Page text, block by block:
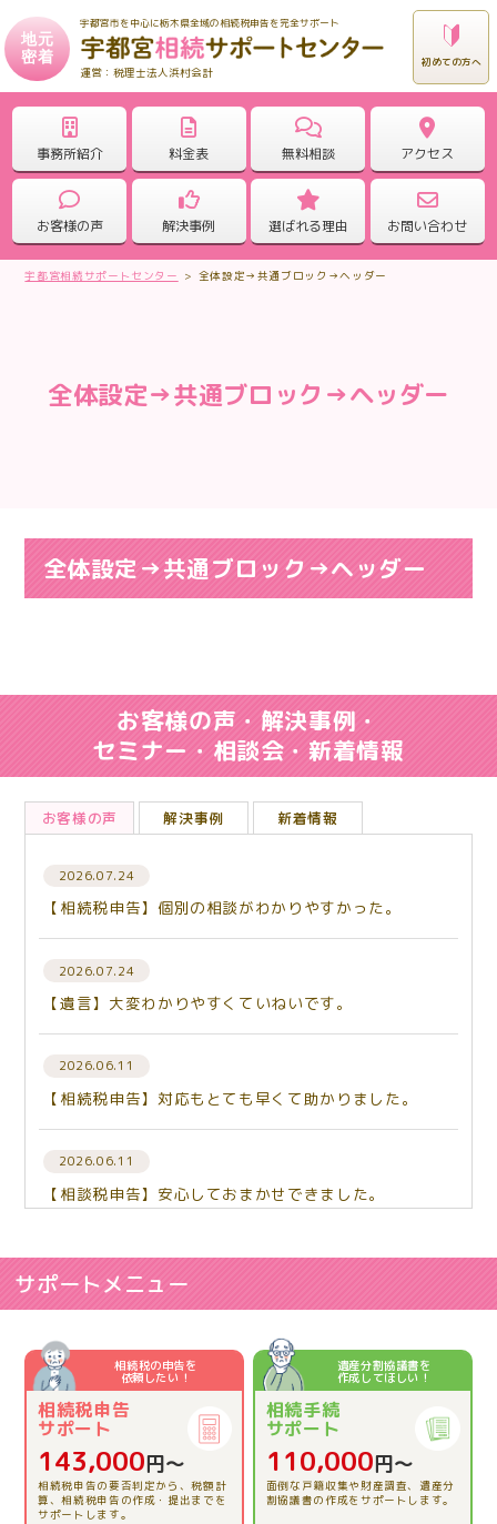
宇都宮市を中心に栃木県全域の相続税申告を完全サポート
地元
密着
税理士法人浜村会計
初めての方へ
事務所紹介 料金表 無料相談 アクセス
お客様の声 解決事例 選ばれる理由 お問い合わせ
宇都宮相続サポートセンター > 全体設定→共通ブロック→ヘッダー
全体設定→共通ブロック→ヘッダー
全体設定→共通ブロック→ヘッダー
お客様の声・解決事例・
セミナー・相談会・新着情報
お客様の声 解決事例 新着情報
2026.07.24
【相続税申告】個別の相談がわかりやすかった。
2026.07.24
【遺言】大変わかりやすくていねいです。
2026.06.11
【相続税申告】対応もとても早くて助かりました。
2026.06.11
【相談税申告】安心しておまかせできました。
2026.06.03
【相続税申告】とてもわかりやすくお話しして下さりあ
りがとうございました。
【相続税申告】的確にアドバイスをいただき、本当に助
かりました。
サポートメニュー
相続税の申告を
依頼したい！
相続税申告
サポート
143,000円〜
相続税申告の要否判定から、税額計
算、相続税申告の作成・提出までを
サポートします。
遺産分割協議書を
作成してほしい！
相続手続
サポート
110,000円〜
面倒な戸籍収集や財産調査、遺産分
割協議書の作成をサポートします。